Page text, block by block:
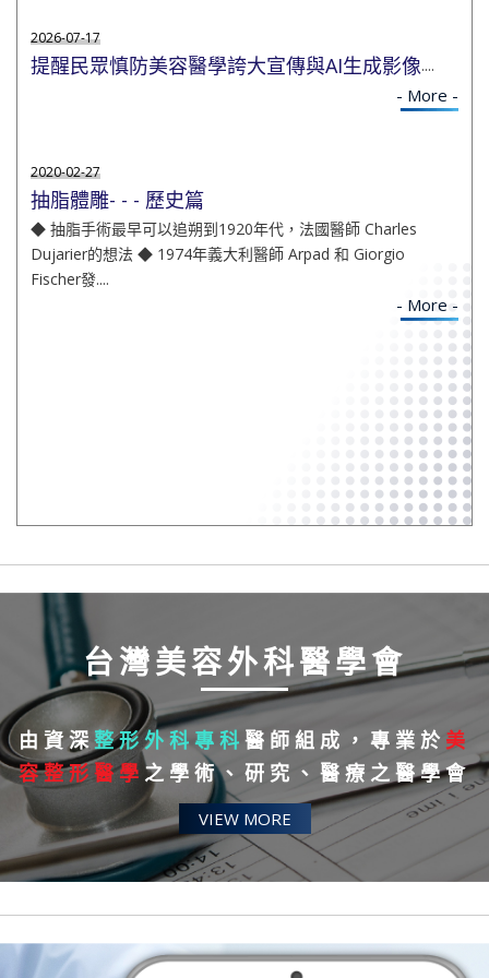
2026-07-17
提醒民眾慎防美容醫學誇大宣傳與AI生成影像....
- More -
2020-02-27
抽脂體雕- - - 歷史篇
◆ 抽脂手術最早可以追朔到1920年代，法國醫師 Charles
Dujarier的想法 ◆ 1974年義大利醫師 Arpad 和 Giorgio
Fischer發....
- More -
台灣美容外科醫學會
由資深整形外科專科 醫師組成，專業於 美
容整形醫學 之學術、研究、醫療之醫學會
VIEW MORE